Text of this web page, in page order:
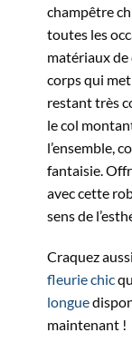
champêtre
toutes les
matériaux
corps qui
restant très
le col
l’ensemble,
fantaisie.
avec cette
sens de
Craquez
fleurie chic
longue
maintenant !